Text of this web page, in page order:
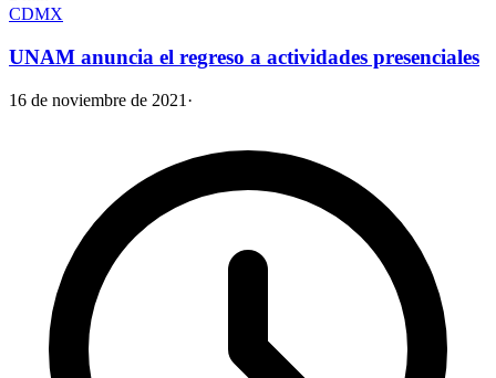
CDMX
UNAM anuncia el regreso a actividades presenciales
16 de noviembre de 2021 ·